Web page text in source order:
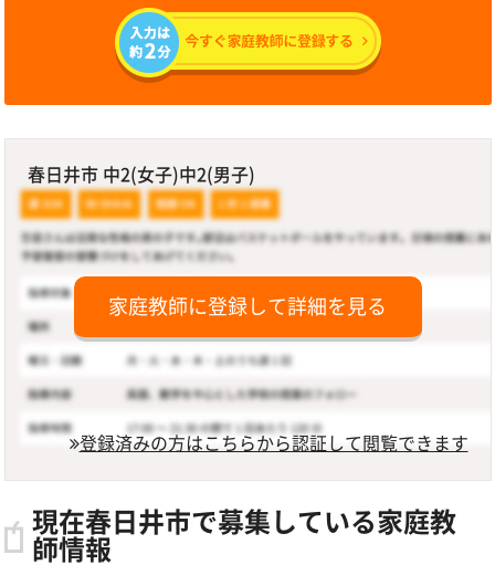
春日井市 中2(女子)中2(男子)
家庭教師に登録して詳細を見る
登録済みの方はこちらから認証して閲覧できます
現在春日井市で募集している家庭教
師情報